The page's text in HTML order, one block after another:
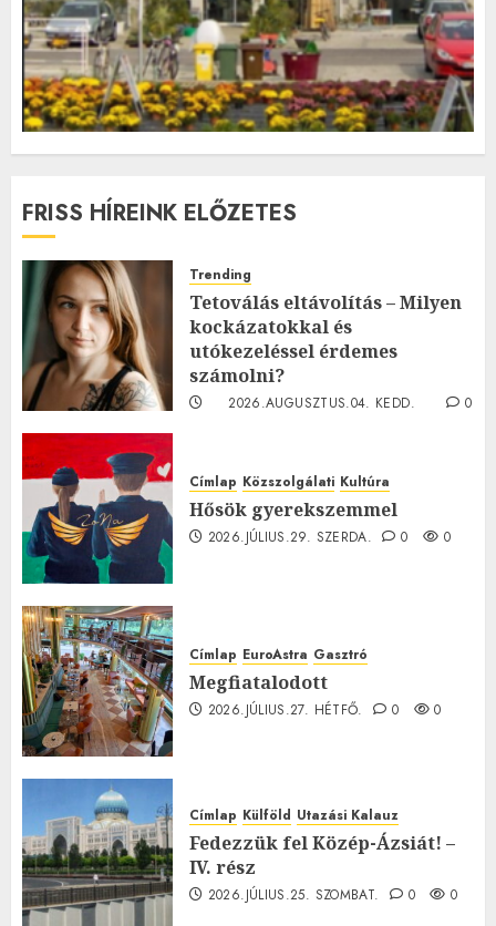
FRISS HÍREINK ELŐZETES
Trending
Tetoválás eltávolítás – Milyen
kockázatokkal és
utókezeléssel érdemes
számolni?
2026.AUGUSZTUS.04. KEDD.
0
Címlap Közszolgálati Kultúra
Hősök gyerekszemmel
2026.JÚLIUS.29. SZERDA. 0 0
Címlap EuroAstra Gasztró
Megfiatalodott
2026.JÚLIUS.27. HÉTFŐ. 0 0
Címlap Külföld Utazási Kalauz
Fedezzük fel Közép-Ázsiát! –
IV. rész
2026.JÚLIUS.25. SZOMBAT. 0 0